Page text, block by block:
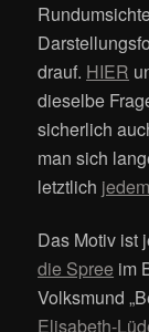
drauf. HIER
dieselbe
sicherlich
man sich
letztlich
Das Motiv ist
die Spree im
Volksmund
Elisabeth-